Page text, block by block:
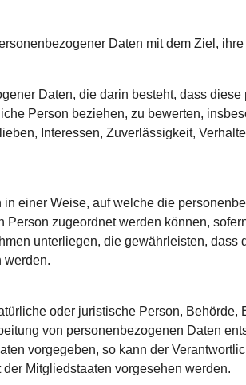
Daten mit dem Ziel,
Daten, die darin besteht, dass
Person beziehen, zu bewerten,
Interessen, Zuverlässigkeit,
einer Weise, auf welche die
zugeordnet werden können,
unterliegen, die gewährleisten,
werden.
oder juristische Person,
von personenbezogenen Daten
vorgegeben, so kann der
Mitgliedstaaten vorgesehen werden.